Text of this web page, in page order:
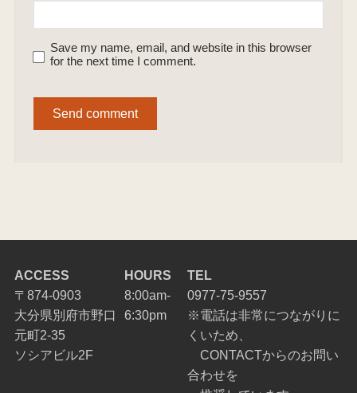
Save my name, email, and website in this browser
for the next time I comment.
ACCESS
〒874-0903
大分県別府市野口
元町2-35
ソシアビル2F
HOURS
8:00am-
6:30pm
TEL
0977-75-9557
※電話は非常につながりに
くいため、
CONTACTからのお問い
合わせを